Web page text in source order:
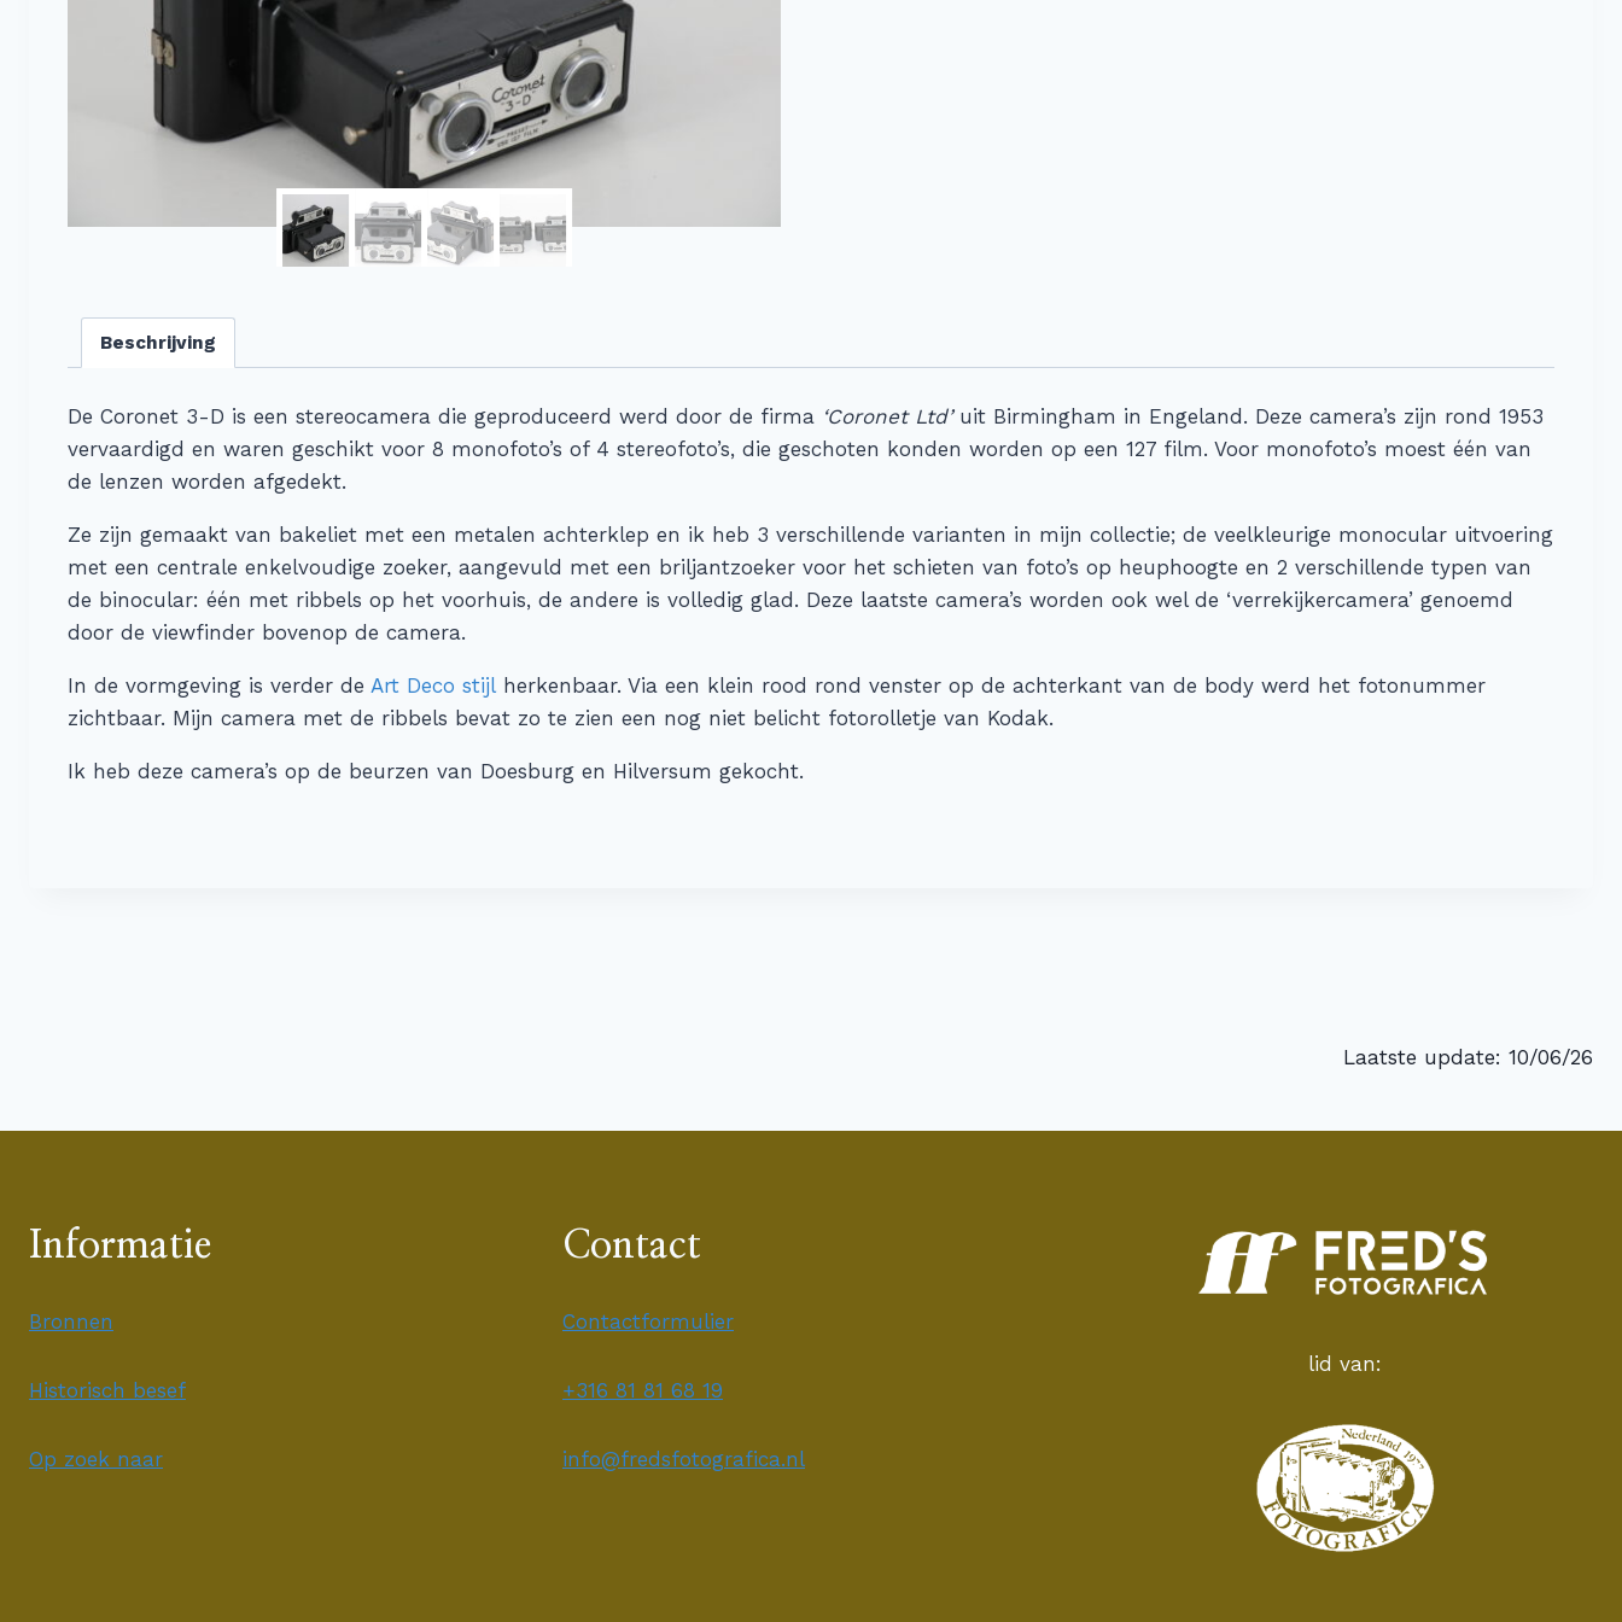
Beschrijving
De Coronet 3-D is een stereocamera die geproduceerd werd door de firma ‘Coronet Ltd’uit Birmingham in Engeland. Deze camera’s zijn rond 1953
vervaardigd en waren geschikt voor 8 monofoto’s of 4 stereofoto’s, die geschoten konden worden op een 127 film. Voor monofoto’s moest één van
de lenzen worden afgedekt.
Ze zijn gemaakt van bakeliet met een metalen achterklep en ik heb 3 verschillende varianten in mijn collectie; de veelkleurige monocular uitvoering
met een centrale enkelvoudige zoeker, aangevuld met een briljantzoeker voor het schieten van foto’s op heuphoogte en 2 verschillende typen van
de binocular: één met ribbels op het voorhuis, de andere is volledig glad. Deze laatste camera’s worden ook wel de ‘verrekijkercamera’ genoemd
door de viewfinder bovenop de camera.
In de vormgeving is verder de Art Deco stijl herkenbaar. Via een klein rood rond venster op de achterkant van de body werd het fotonummer
zichtbaar. Mijn camera met de ribbels bevat zo te zien een nog niet belicht fotorolletje van Kodak.
Ik heb deze camera’s op de beurzen van Doesburg en Hilversum gekocht.
Laatste update: 10/06/26
Informatie
Bronnen
Historisch besef
Op zoek naar
Contact
Contactformulier
+316 81 81 68 19
info@fredsfotografica.nl
lid van: